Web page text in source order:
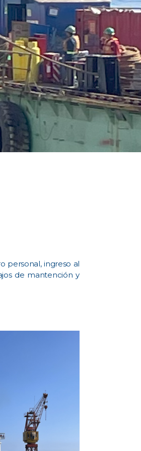
personal, ingreso al
de mantención y